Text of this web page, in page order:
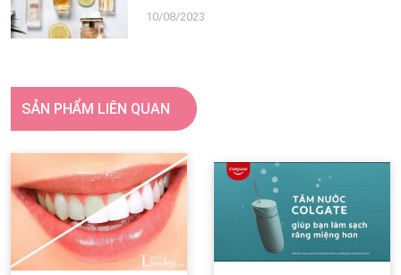
10/08/2023
SẢN PHẨM LIÊN QUAN